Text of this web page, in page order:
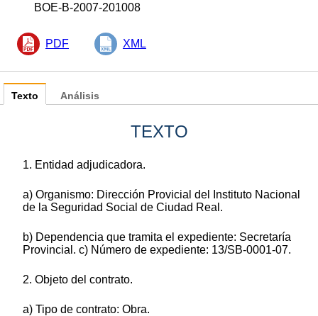
BOE-B-2007-201008
PDF XML
Texto
TEXTO
1. Entidad adjudicadora.
a) Organismo: Dirección Provicial del Instituto Nacional
de la Seguridad Social de Ciudad Real.
b) Dependencia que tramita el expediente: Secretaría
Provincial. c) Número de expediente: 13/SB-0001-07.
2. Objeto del contrato.
a) Tipo de contrato: Obra.
Análisis